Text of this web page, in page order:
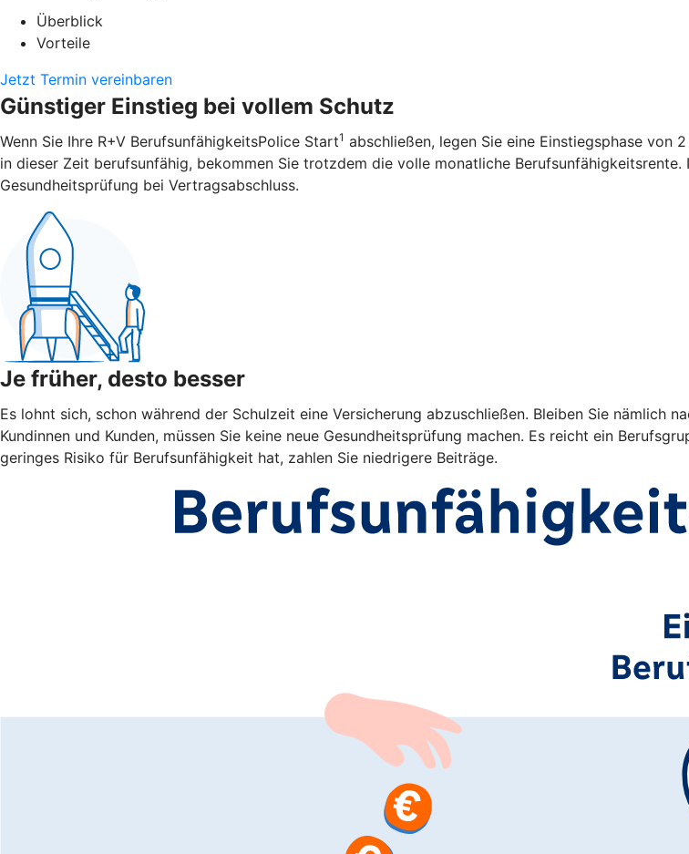
Überblick
Vorteile
Jetzt Termin vereinbaren
Günstiger Einstieg bei vollem Schutz
Wenn Sie Ihre R+V BerufsunfähigkeitsPolice Start1 abschließen, legen Sie eine Einstiegsphase von
in dieser Zeit berufsunfähig, bekommen Sie trotzdem die volle monatliche
Gesundheitsprüfung bei Vertragsabschluss.
Je früher, desto besser
Es lohnt sich, schon während der Schulzeit eine Versicherung abzuschließen. Bleiben Sie nämlich
Kundinnen und Kunden, müssen Sie keine neue Gesundheitsprüfung machen. Es reicht ein
geringes Risiko für Berufsunfähigkeit hat, zahlen Sie niedrigere Beiträge.